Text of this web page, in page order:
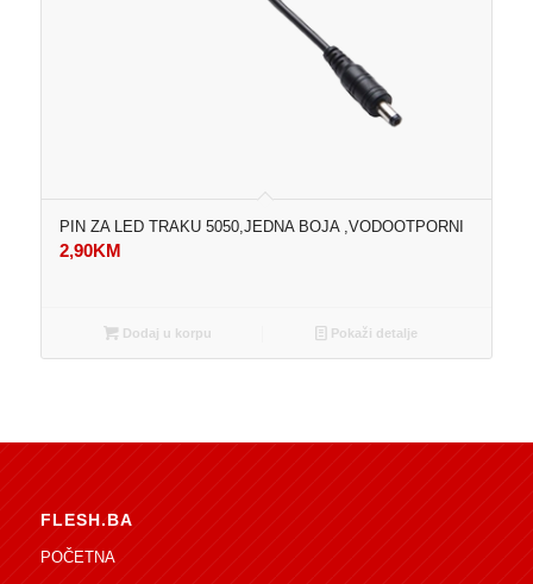
PIN ZA LED TRAKU 5050,JEDNA BOJA ,VODOOTPORNI
2,90KM
Dodaj u korpu Pokaži detalje
FLESH.BA
POČETNA